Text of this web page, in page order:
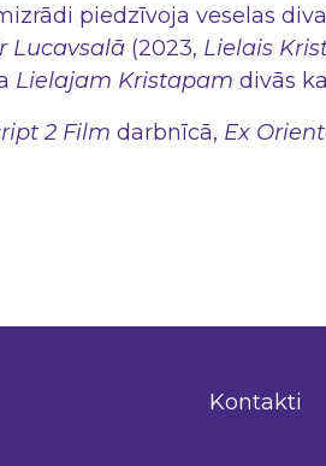
piedzīvoja veselas
Lucavsalā (2023, Lielais
Lielajam Kristapam divās
2 Film darbnīcā, Ex
Kontakti